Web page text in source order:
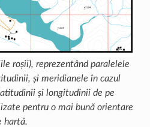
roșii), reprezentând paralelele
și meridianele în cazul
și longitudinii de pe
pentru o mai bună orientare
hartă.